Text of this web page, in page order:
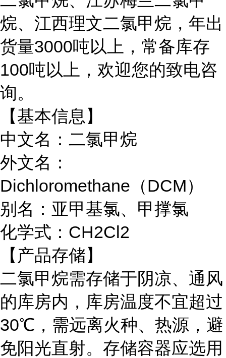
烷、江西理文二氯甲烷，年出
货量3000吨以上，常备库存
100吨以上，欢迎您的致电咨
询。
【基本信息】
中文名：二氯甲烷
外文名：
Dichloromethane（DCM）
别名：亚甲基氯、甲撑氯
化学式：CH2Cl2
【产品存储】
二氯甲烷需存储于阴凉、通风
的库房内，库房温度不宜超过
30℃，需远离火种、热源，避
免阳光直射。存储容器应选用